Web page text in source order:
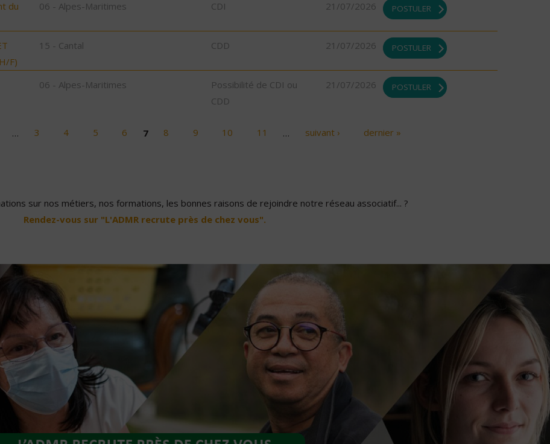
du
06 - Alpes-Maritimes CDI 21/07/2026 POSTULER
F)
15 - Cantal CDD 21/07/2026 POSTULER
06 - Alpes-Maritimes
Possibilité de CDI ou
CDD
21/07/2026 POSTULER
… 3 4 5 6 7 8 9 10 11 … suivant › dernier »
sur nos métiers, nos formations, les bonnes raisons de rejoindre notre réseau associatif... ?
Rendez-vous sur "L'ADMR recrute près de chez vous".